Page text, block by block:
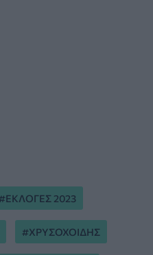
ΕΚΛΟΓΕΣ 2023
ΧΡΥΣΟΧΟΙΔΗΣ